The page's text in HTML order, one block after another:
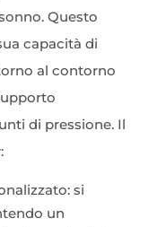
Questo
capacità di
al contorno
di pressione. Il
si
un